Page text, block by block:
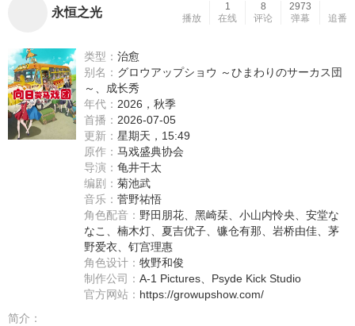
播放
1
在线
8
评论
2973
弹幕
追番
永恒之光
类型： 治愈
别名： グロウアップショウ ～ひまわりのサーカス団
～、成长秀
年代： 2026，秋季
首播： 2026-07-05
更新： 星期天，15:49
原作： 马戏盛典协会
导演： 龟井干太
编剧： 菊池武
音乐： 菅野祐悟
角色配音： 野田朋花、 黑崎栞、 小山内怜央、 安堂な
なこ 、 楠木灯、 夏吉优子、 镰仓有那、 岩桥由佳、 茅
野爱衣、 钉宫理惠
角色设计： 牧野和俊
制作公司： A-1 Pictures、Psyde Kick Studio
官方网站： https://growupshow.com/
简介：